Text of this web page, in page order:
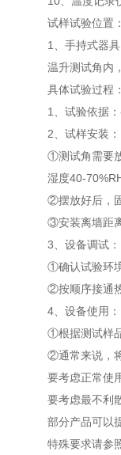
试样试验位置
1、手持式器
温升测试角内
具体试验过程
1、试验依据
2、试样安装：
①测试角需要
湿度40-
②摆放好后，
③安装离墙距
3、设备调试：
①确认试验环
②按顺序接通
4、设备使用：
①根据测试样
②通常来说，
要考虑正常使
要考虑最不利
部分产品可以
特殊要求请参